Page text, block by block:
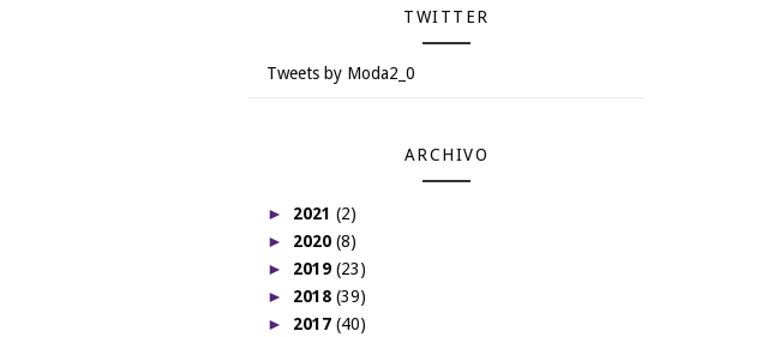
TWITTER
Tweets by Moda2_0
ARCHIVO
► 2021 (2)
► 2020 (8)
► 2019 (23)
► 2018 (39)
► 2017 (40)